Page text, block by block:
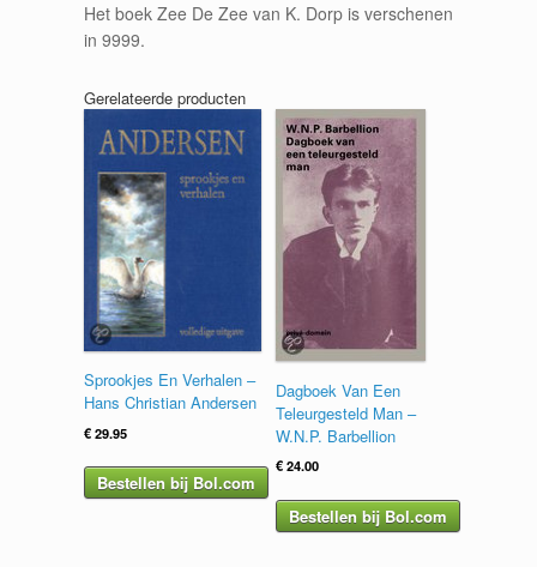
Het boek Zee De Zee van K. Dorp is verschenen
in 9999.
Gerelateerde producten
Sprookjes En Verhalen –
Hans Christian Andersen
€29.95
Bestellen bij Bol.com
Dagboek Van Een
Teleurgesteld Man –
W.N.P. Barbellion
€24.00
Bestellen bij Bol.com